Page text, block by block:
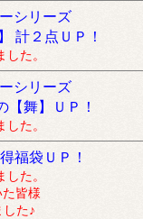
シリーズ
計２点ＵＰ！
た。
シリーズ
【舞】ＵＰ！
た。
福袋ＵＰ！
た。
皆様
た♪